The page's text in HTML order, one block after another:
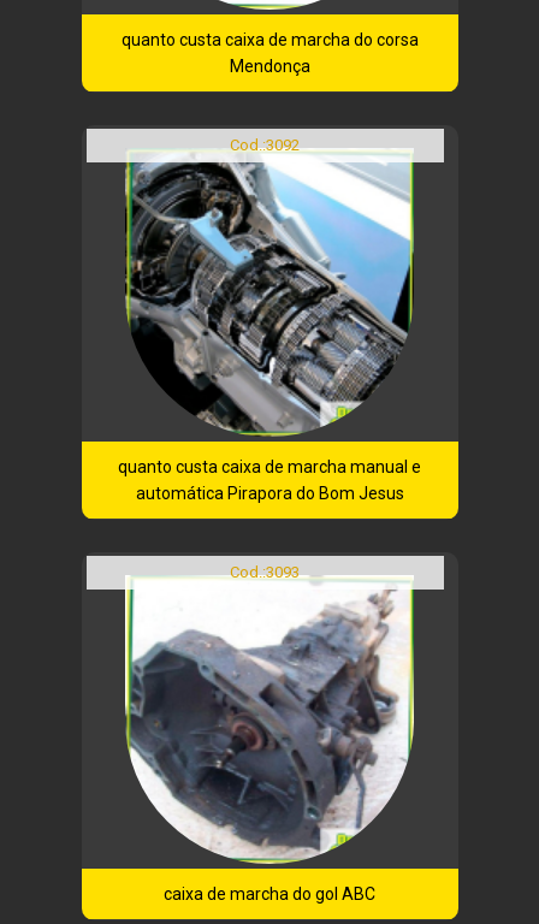
quanto custa caixa de marcha do corsa
Mendonça
Cod.:3092
quanto custa caixa de marcha manual e
automática Pirapora do Bom Jesus
Cod.:3093
caixa de marcha do gol ABC